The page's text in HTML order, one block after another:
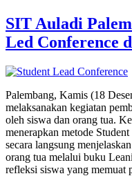
SIT Auladi
Led Conference
Palembang, Kamis (18
melaksanakan kegiatan
oleh siswa dan orang tua.
menerapkan metode
secara langsung
orang tua melalui buku
refleksi siswa yang